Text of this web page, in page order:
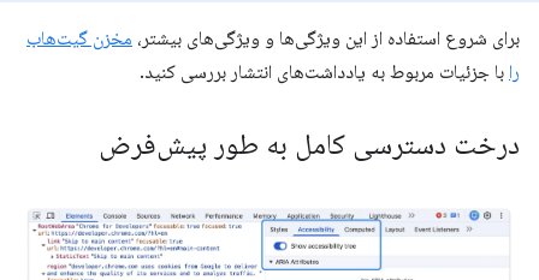
برای شروع استفاده از این ویژگی‌ها و ویژگی‌های بیشتر، مخزن گیت‌هاب
را با جزئیات مربوط به یادداشت‌های انتشار بررسی کنید.
درخت دسترسی کامل به طور پیش‌فرض